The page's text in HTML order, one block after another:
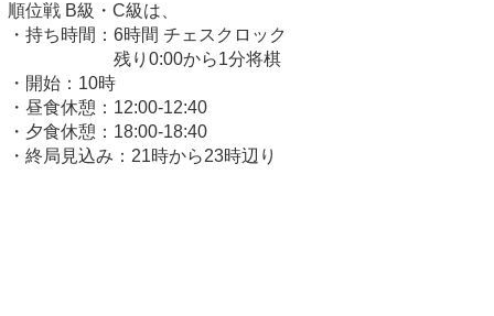
順位戦 B級・C級は、
・持ち時間：6時間 チェスクロック
残り0:00から1分将棋
・開始：10時
・昼食休憩：12:00-12:40
・夕食休憩：18:00-18:40
・終局見込み：21時から23時辺り